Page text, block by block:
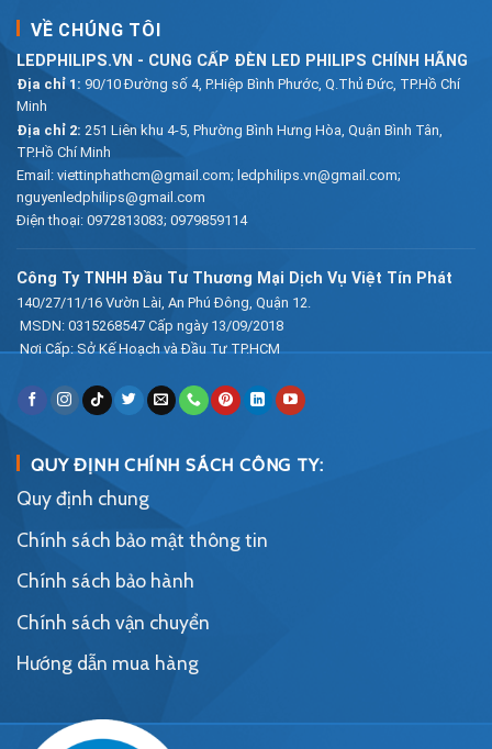
VỀ CHÚNG TÔI
LEDPHILIPS.VN - CUNG CẤP ĐÈN LED PHILIPS CHÍNH HÃNG
Địa chỉ 1: 90/10 Đường số 4, P.Hiệp Bình Phước, Q.Thủ Đức, TP.Hồ Chí
Minh
Địa chỉ 2: 251 Liên khu 4-5, Phường Bình Hưng Hòa, Quận Bình Tân,
TP.Hồ Chí Minh
Email: viettinphathcm@gmail.com; ledphilips.vn@gmail.com;
nguyenledphilips@gmail.com
Điện thoại: 0972813083; 0979859114
Công Ty TNHH Đầu Tư Thương Mại Dịch Vụ Việt Tín Phát
140/27/11/16 Vườn Lài, An Phú Đông, Quận 12.
MSDN: 0315268547 Cấp ngày 13/09/2018
Nơi Cấp: Sở Kế Hoạch và Đầu Tư TP.HCM
QUY ĐỊNH CHÍNH SÁCH CÔNG TY:
Quy định chung
Chính sách bảo mật thông tin
Chính sách bảo hành
Chính sách vận chuyển
Hướng dẫn mua hàng